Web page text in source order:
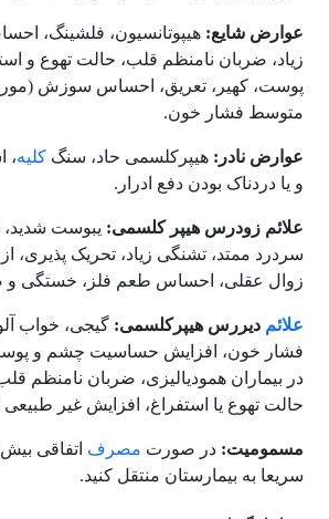
عوارض شایع: هیپوتانسیون، فلشینگ،
زیاد، ضربان نامنظم قلب، حالت تهوع و
پوست، کهیر، تعریق، احساس سوزش
متوسط فشار خون.
عوارض نادر: هیپرکلسمی حاد، سنگ کلیه،
و یا دردناک بودن دفع ادرار.
علائم زودرس هیپر کلسمی: یبوست
سردرد ممتد، تشنگی زیاد، تحریک پذیری،
زوال عقلی، احساس طعم فلز، خستگی
علائم دیررس هیپرکلسمی: گیجی، خواب
فشار خون، افزایش حساسیت چشم و
در بیماران همودیالیزی، ضربان نامنظم
حالت تهوع یا استفراغ، افزایش غیر طبیعی
مسمومیت: در صورت مصرف اتفاقی بیش
سریعا به بیمارستان منتقل کنید.